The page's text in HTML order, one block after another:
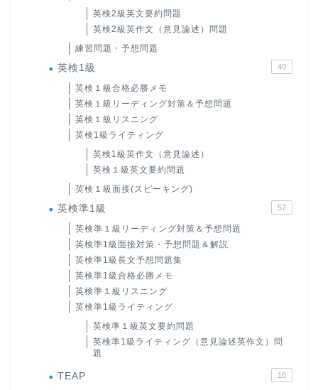
英検2級英文要約問題
英検2級英作文（意見論述）問題
練習問題・予想問題
英検1級 40
英検１級合格必勝メモ
英検１級リーディング対策＆予想問題
英検１級リスニング
英検1級ライティング
英検1級英作文（意見論述）
英検１級英文要約問題
英検１級面接(スピーキング)
英検準1級 57
英検準１級リーディング対策＆予想問題
英検準1級面接対策・予想問題＆解説
英検準1級長文予想問題集
英検準1級合格必勝メモ
英検準１級リスニング
英検準1級ライティング
英検準１級英文要約問題
英検準1級ライティング（意見論述英作文）問
題
TEAP 16